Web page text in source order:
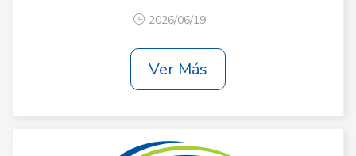
2026/06/19
Ver Más